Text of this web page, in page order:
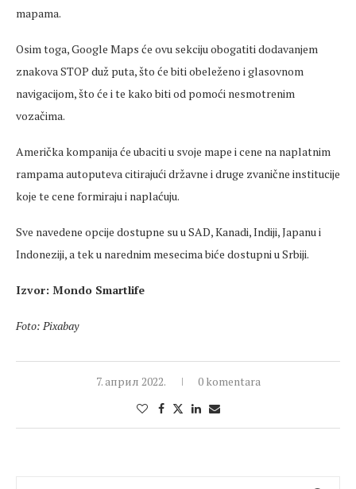
mapama.
Osim toga, Google Maps će ovu sekciju obogatiti dodavanjem
znakova STOP duž puta, što će biti obeleženo i glasovnom
navigacijom, što će i te kako biti od pomoći nesmotrenim
vozačima.
Američka kompanija će ubaciti u svoje mape i cene na naplatnim
rampama autoputeva citirajući državne i druge zvanične institucije
koje te cene formiraju i naplaćuju.
Sve navedene opcije dostupne su u SAD, Kanadi, Indiji, Japanu i
Indoneziji, a tek u narednim mesecima biće dostupni u Srbiji.
Izvor: Mondo Smartlife
Foto: Pixabay
7. април 2022. 0 komentara